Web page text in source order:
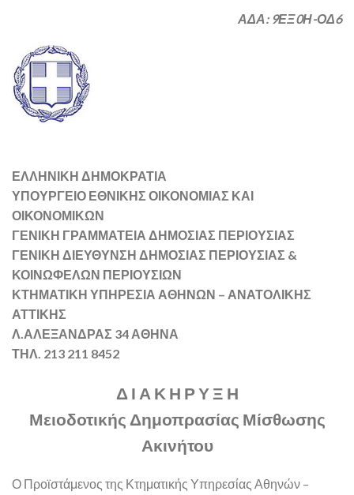
ΑΔΑ: 9ΕΞ0Η-ΟΔ6
ΕΛΛΗΝΙΚΗ ΔΗΜΟΚΡΑΤΙΑ
ΥΠΟΥΡΓΕΙΟ ΕΘΝΙΚΗΣ ΟΙΚΟΝΟΜΙΑΣ ΚΑΙ
ΟΙΚΟΝΟΜΙΚΩΝ
ΓΕΝΙΚΗ ΓΡΑΜΜΑΤΕΙΑ ΔΗΜΟΣΙΑΣ ΠΕΡΙΟΥΣΙΑΣ
ΓΕΝΙΚΗ ΔΙΕΥΘΥΝΣΗ ΔΗΜΟΣΙΑΣ ΠΕΡΙΟΥΣΙΑΣ &
ΚΟΙΝΩΦΕΛΩΝ ΠΕΡΙΟΥΣΙΩΝ
ΚΤΗΜΑΤΙΚΗ ΥΠΗΡΕΣΙΑ ΑΘΗΝΩΝ – ΑΝΑΤΟΛΙΚΗΣ
ΑΤΤΙΚΗΣ
Λ.ΑΛΕΞΑΝΔΡΑΣ 34 ΑΘΗΝΑ
ΤΗΛ. 213 211 8452
Δ Ι Α Κ Η Ρ Υ Ξ Η
Μειοδοτικής Δημοπρασίας Μίσθωσης
Ακινήτου
Ο Προϊστάμενος της Κτηματικής Υπηρεσίας Αθηνών –